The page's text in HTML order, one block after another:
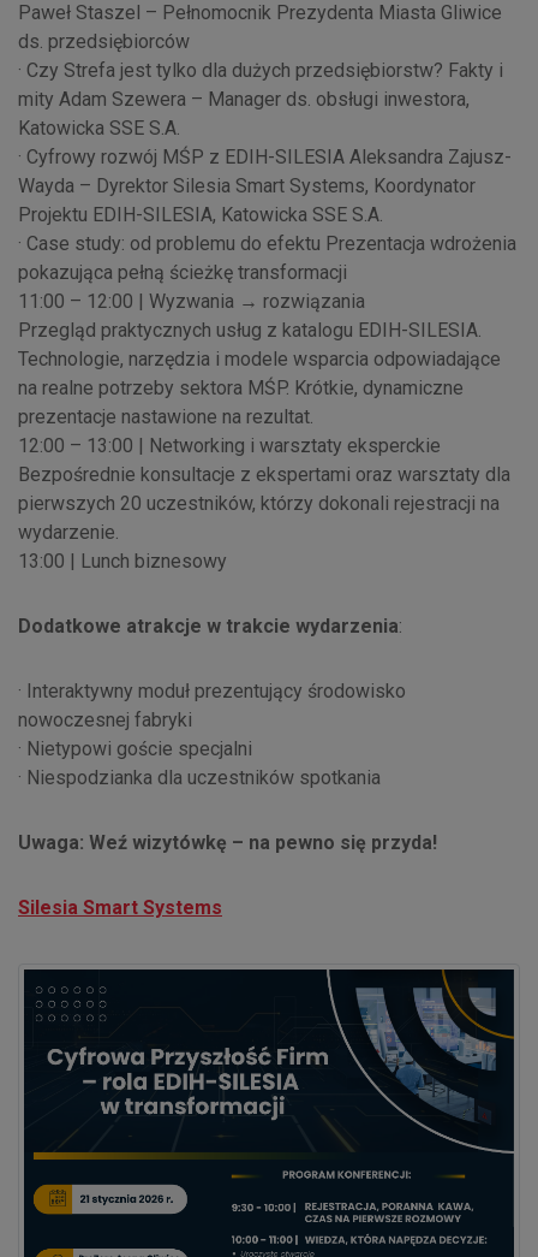
Paweł Staszel – Pełnomocnik Prezydenta Miasta Gliwice
ds. przedsiębiorców
· Czy Strefa jest tylko dla dużych przedsiębiorstw? Fakty i
mity Adam Szewera – Manager ds. obsługi inwestora,
Katowicka SSE S.A.
· Cyfrowy rozwój MŚP z EDIH-SILESIA Aleksandra Zajusz-
Wayda – Dyrektor Silesia Smart Systems, Koordynator
Projektu EDIH-SILESIA, Katowicka SSE S.A.
· Case study: od problemu do efektu Prezentacja wdrożenia
pokazująca pełną ścieżkę transformacji
11:00 – 12:00 | Wyzwania → rozwiązania
Przegląd praktycznych usług z katalogu EDIH-SILESIA.
Technologie, narzędzia i modele wsparcia odpowiadające
na realne potrzeby sektora MŚP. Krótkie, dynamiczne
prezentacje nastawione na rezultat.
12:00 – 13:00 | Networking i warsztaty eksperckie
Bezpośrednie konsultacje z ekspertami oraz warsztaty dla
pierwszych 20 uczestników, którzy dokonali rejestracji na
wydarzenie.
13:00 | Lunch biznesowy
Dodatkowe atrakcje w trakcie wydarzenia:
· Interaktywny moduł prezentujący środowisko
nowoczesnej fabryki
· Nietypowi goście specjalni
· Niespodzianka dla uczestników spotkania
Uwaga: Weź wizytówkę – na pewno się przyda!
Silesia Smart Systems